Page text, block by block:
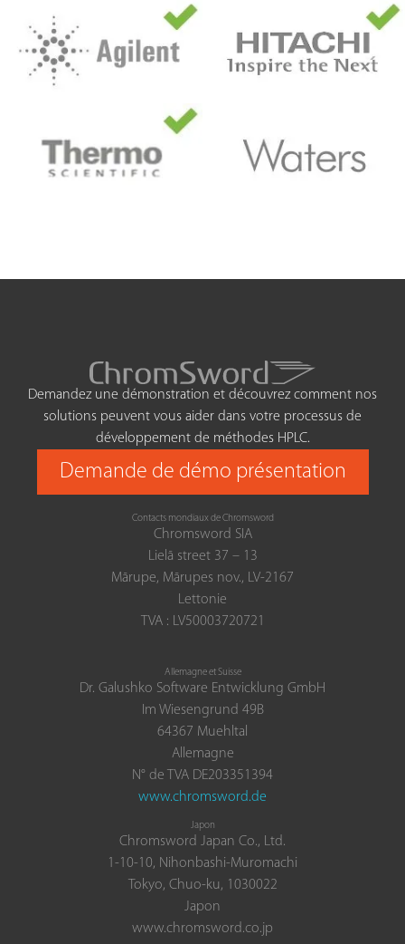
Demandez une démonstration et découvrez comment nos
solutions peuvent vous aider dans votre processus de
développement de méthodes HPLC.
Demande de démo présentation
Contacts mondiaux de Chromsword
Chromsword SIA
Lielā street 37 – 13
Mārupe, Mārupes nov., LV-2167
Lettonie
TVA : LV50003720721
Allemagne et Suisse
Dr. Galushko Software Entwicklung GmbH
Im Wiesengrund 49B
64367 Muehltal
Allemagne
N° de TVA DE203351394
www.chromsword.de
Japon
Chromsword Japan Co., Ltd.
1-10-10, Nihonbashi-Muromachi
Tokyo, Chuo-ku, 1030022
Japon
www.chromsword.co.jp